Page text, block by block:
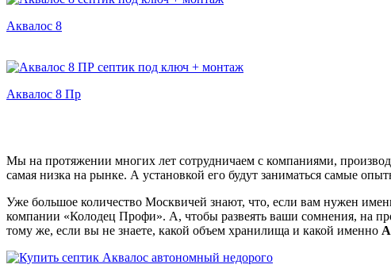
Аквалос 8
Аквалос 8 Пр
Мы на протяжении многих лет сотрудничаем с компаниями,
самая низка на рынке. А установкой его будут заниматься самые
Уже большое количество Москвичей знают, что, если вам нужен
компании «Колодец Профи». А, чтобы развеять ваши сомнения, на
тому же, если вы не знаете, какой объем хранилища и какой именно